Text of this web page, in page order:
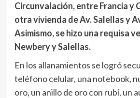
Circunvalación, entre Francia y
otra vivienda de Av. Salellas y
Asimismo, se hizo una requisa
Newbery y Salellas.
En los allanamientos se logró
teléfono celular, una notebook,
oro, un anillo de oro con rubí, un